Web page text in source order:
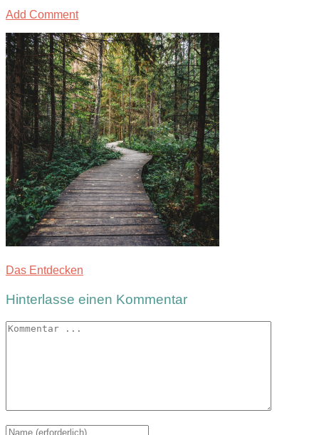
Add Comment
Das Entdecken
Hinterlasse einen Kommentar